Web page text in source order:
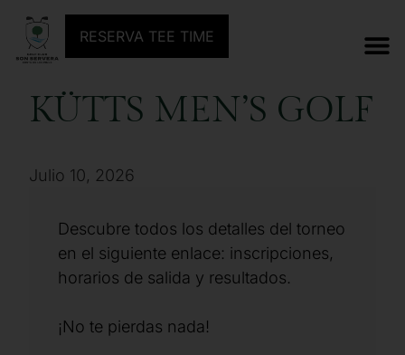
RESERVA TEE TIME
ANTERIOR TORNEO
KÜTTS MEN’S GOLF
Julio 10, 2026
Descubre todos los detalles del torneo
en el siguiente enlace: inscripciones,
horarios de salida y resultados.
¡No te pierdas nada!